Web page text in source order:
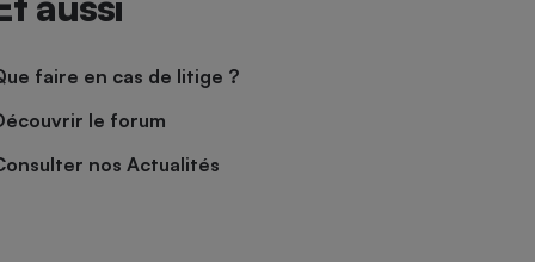
faire en cas de litige ?
le forum
nos Actualités